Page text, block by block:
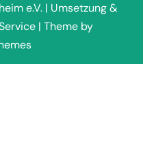
e.V. | Umsetzung &
| Theme by